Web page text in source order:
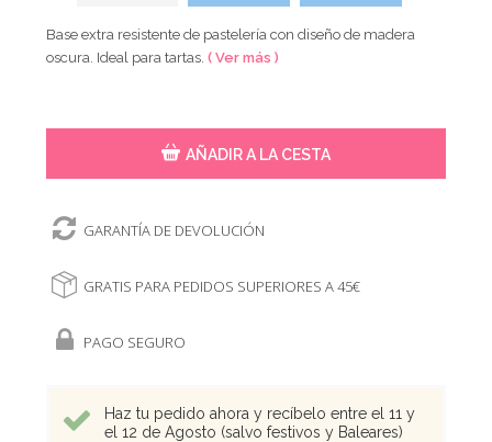
Base extra resistente de pastelería con diseño de madera
oscura. Ideal para tartas.( Ver más )
AÑADIR A LA CESTA
GARANTÍA DE DEVOLUCIÓN
GRATIS PARA PEDIDOS SUPERIORES A 45€
PAGO SEGURO
Haz tu pedido ahora y recíbelo entre el 11 y
el 12 de Agosto (salvo festivos y Baleares)